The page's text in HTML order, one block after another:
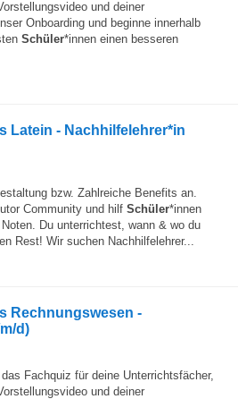
und deiner
Onboarding und beginne innerhalb
Schüler*innen einen besseren
Latein - Nachhilfelehrer*in
bzw. Zahlreiche Benefits an.
Community und hilf Schüler*innen
Du unterrichtest, wann & wo du
Rest! Wir suchen Nachhilfelehrer...
Rechnungswesen -
d)
Fachquiz für deine Unterrichtsfächer,
und deiner